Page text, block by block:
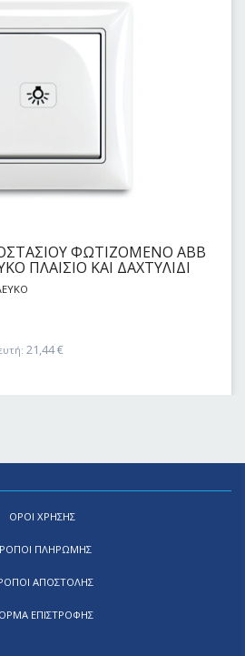
ΦΩΤΙΖΟΜΕΝΟ ABB
ΠΛΑΙΣΙΟ ΚΑΙ ΔΑΧΤΥΛΙΔΙ
21,44€
ΟΡΟΙ ΧΡΗΣΗΣ
ΠΛΗΡΩΜΗΣ
ΑΠΟΣΤΟΛΗΣ
ΕΠΙΣΤΡΟΦΗΣ